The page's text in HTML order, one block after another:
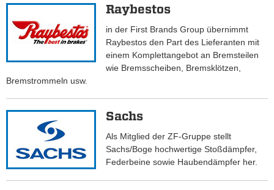
Raybestos
in der First Brands Group übernimmt
Raybestos den Part des Lieferanten mit
einem Komplettangebot an Bremsteilen
wie Bremsscheiben, Bremsklötzen,
Bremstrommeln usw.
Sachs
Als Mitglied der ZF-Gruppe stellt
Sachs/Boge hochwertige Stoßdämpfer,
Federbeine sowie Haubendämpfer her.